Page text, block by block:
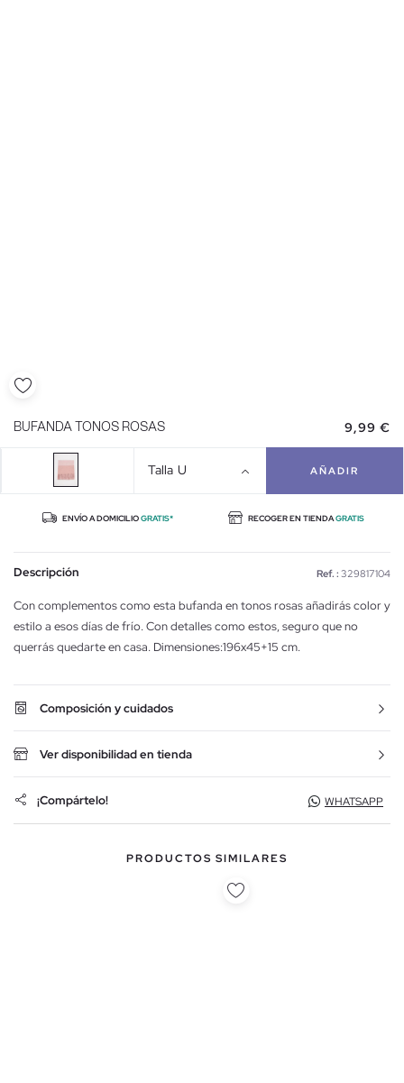
BUFANDA TONOS ROSAS 9,99 €
Talla U AÑADIR
ENVÍO A DOMICILIOGRATIS* RECOGER EN TIENDAGRATIS
Descripción Ref. : 329817104
Con complementos como esta bufanda en tonos rosas añadirás color y
estilo a esos días de frío. Con detalles como estos, seguro que no
querrás quedarte en casa. Dimensiones:196x45+15 cm.
Composición y cuidados
Ver disponibilidad en tienda
¡Compártelo! WHATSAPP
PRODUCTOS SIMILARES